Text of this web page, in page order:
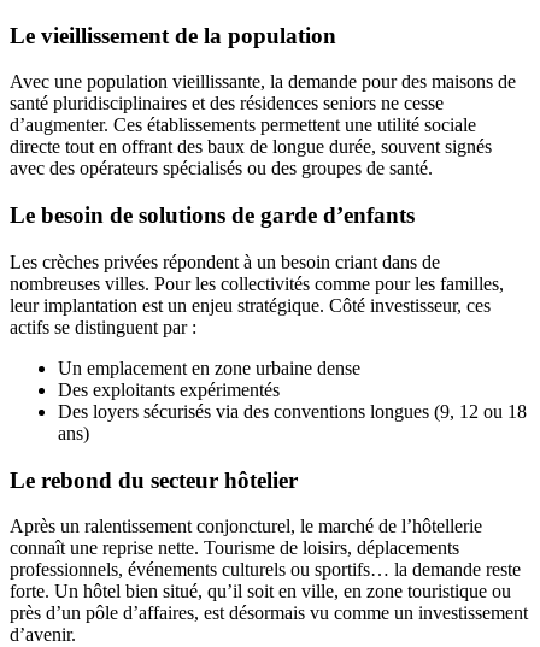
Le vieillissement de la population
Avec une population vieillissante, la demande pour des maisons de
santé pluridisciplinaires et des résidences seniors ne cesse
d’augmenter. Ces établissements permettent une utilité sociale
directe tout en offrant des baux de longue durée, souvent signés
avec des opérateurs spécialisés ou des groupes de santé.
Le besoin de solutions de garde d’enfants
Les crèches privées répondent à un besoin criant dans de
nombreuses villes. Pour les collectivités comme pour les familles,
leur implantation est un enjeu stratégique. Côté investisseur, ces
actifs se distinguent par :
Un emplacement en zone urbaine dense
Des exploitants expérimentés
Des loyers sécurisés via des conventions longues (9, 12 ou 18
ans)
Le rebond du secteur hôtelier
Après un ralentissement conjoncturel, le marché de l’hôtellerie
connaît une reprise nette. Tourisme de loisirs, déplacements
professionnels, événements culturels ou sportifs… la demande reste
forte. Un hôtel bien situé, qu’il soit en ville, en zone touristique ou
près d’un pôle d’affaires, est désormais vu comme un investissement
d’avenir.